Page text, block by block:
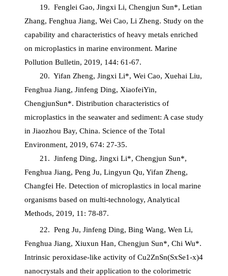
19. Fenglei Gao, Jingxi Li, Chengjun Sun*, Letian
Zhang, Fenghua Jiang, Wei Cao, Li Zheng. Study on the
capability and characteristics of heavy metals enriched
on microplastics in marine environment. Marine
Pollution Bulletin, 2019, 144: 61-67.
20. Yifan Zheng, Jingxi Li*, Wei Cao, Xuehai Liu,
Fenghua Jiang, Jinfeng Ding, XiaofeiYin,
ChengjunSun*. Distribution characteristics of
microplastics in the seawater and sediment: A case study
in Jiaozhou Bay, China. Science of the Total
Environment, 2019, 674: 27-35.
21. Jinfeng Ding, Jingxi Li*, Chengjun Sun*,
Fenghua Jiang, Peng Ju, Lingyun Qu, Yifan Zheng,
Changfei He. Detection of microplastics in local marine
organisms based on multi-technology, Analytical
Methods, 2019, 11: 78-87.
22. Peng Ju, Jinfeng Ding, Bing Wang, Wen Li,
Fenghua Jiang, Xiuxun Han, Chengjun Sun*, Chi Wu*.
Intrinsic peroxidase-like activity of Cu2ZnSn(SxSe1-x)4
nanocrystals and their application to the colorimetric